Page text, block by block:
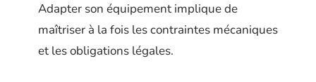
Adapter son équipement implique de
maîtriser à la fois les contraintes mécaniques
et les obligations légales.